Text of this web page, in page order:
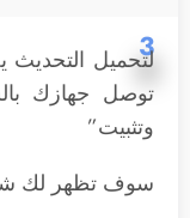
3
لتحميل
توصل جهازك
وتثبيت”
سوف تظهر لك